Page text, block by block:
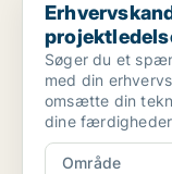
Søger du et
med din
omsætte din
dine færdigheder
Område